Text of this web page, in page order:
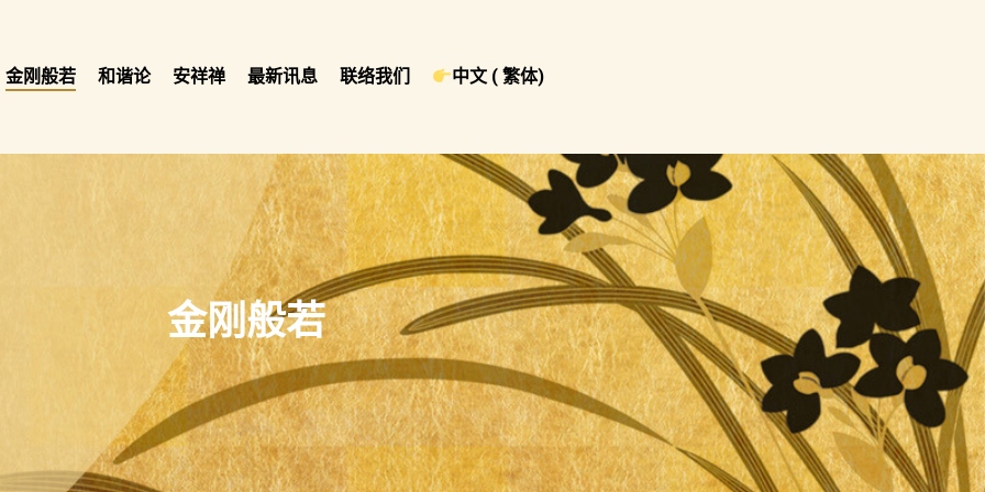
金刚般若 和谐论 安祥禅 最新讯息 联络我们 中文 ( 繁体)
金刚般若